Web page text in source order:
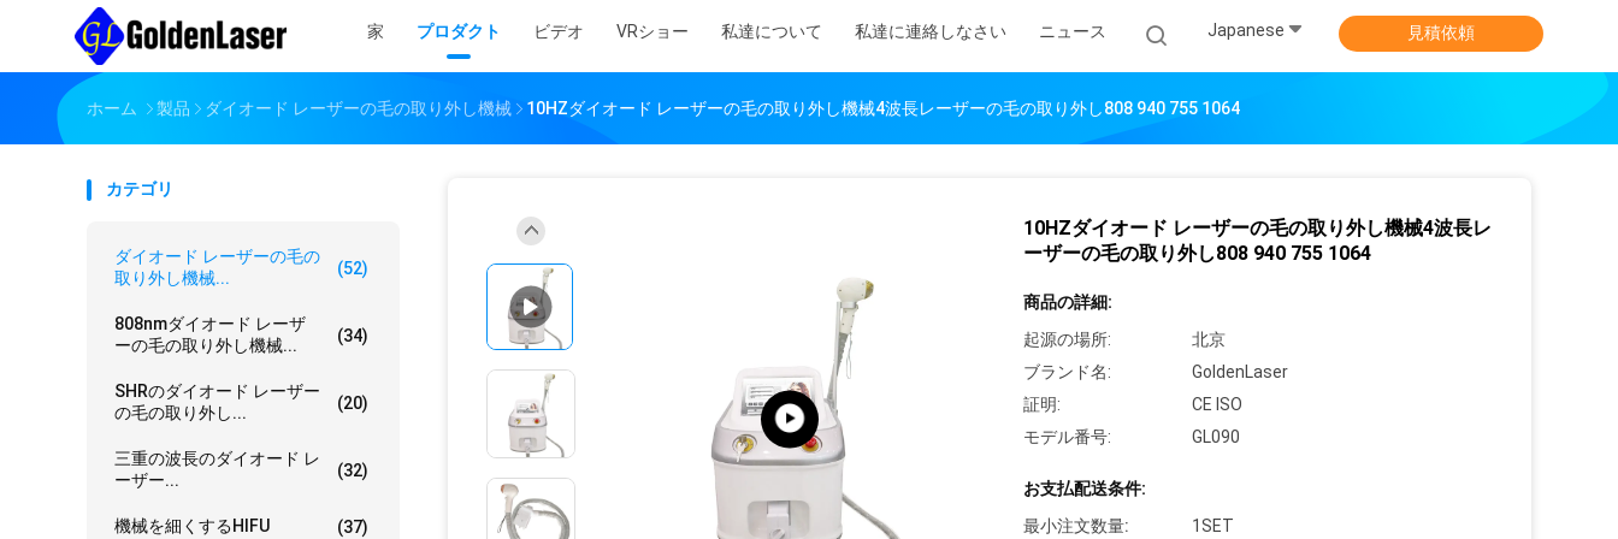
家 プロダクト ビデオ VRショー 私達について 私達に連絡しなさい ニュース Japanese 見積依頼
ホーム 製品 ダイオード レーザーの毛の取り外し機械 10HZダイオード レーザーの毛の取り外し機械4波長レーザーの毛の取り外し808 940 755 1064
カテゴリ
ダイオード レーザーの毛の
取り外し機械...
(52)
808nmダイオード レーザ
ーの毛の取り外し機械...
(34)
SHRのダイオード レーザー
の毛の取り外し...
(20)
三重の波長のダイオード レ
ーザー...
(32)
機械を細くするHIFU (37)
10HZダイオード レーザーの毛の取り外し機械4波長レ
ーザーの毛の取り外し808 940 755 1064
商品の詳細:
起源の場所:
北京
ブランド名:
GoldenLaser
証明:
CE ISO
モデル番号:
GL090
お支払配送条件:
最小注文数量:
1SET